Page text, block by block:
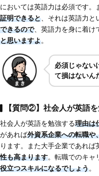
においては英語力は必須です。
証明できると 、それは英語力と
できるので、英語力を身に着け
と思いますよ。
必須じゃない
て損はないん
【質問②】社会人が英語
社会人が英語を勉強する理由は
があれば外資系企業への転職や
ります。また大手企業であれば
性も高まります。転職でのキャ
役立つスキルになるでしょう。